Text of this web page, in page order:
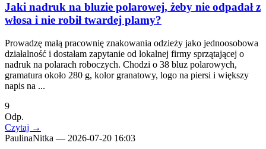
Jaki nadruk na bluzie polarowej, żeby nie odpadał z
włosa i nie robił twardej plamy?
Prowadzę małą pracownię znakowania odzieży jako jednoosobowa
działalność i dostałam zapytanie od lokalnej firmy sprzątającej o
nadruk na polarach roboczych. Chodzi o 38 bluz polarowych,
gramatura około 280 g, kolor granatowy, logo na piersi i większy
napis na ...
9
Odp.
Czytaj →
PaulinaNitka — 2026-07-20 16:03